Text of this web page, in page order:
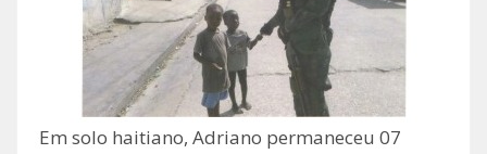
Em solo haitiano, Adriano permaneceu 07